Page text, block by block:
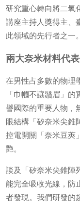
研究重心轉向將二氧
講座主持人獎得主、
此領域的先行者之一。
兩大奈米材料代
在男性占多數的物理
「巾幗不讓鬚眉」
譽國際的重要人物，
眼結構「矽奈米尖錐
控電開關「奈米豆莢
艷。
談及「矽奈米尖錐陣
能完全吸收光線，防
者發現。我們研發的